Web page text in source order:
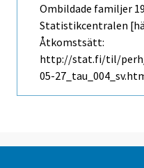
Ombildade familjer
Statistikcentralen
Åtkomstsätt:
http://stat.fi/til/perh/
05-